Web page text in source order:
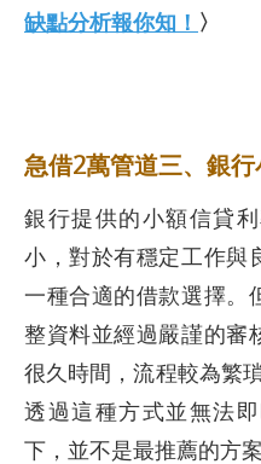
缺點分析報你知！ 〉
急借2萬管道三、銀
銀行提供的小額信貸
小，對於有穩定工作與
一種合適的借款選擇。
整資料並經過嚴謹的審
很久時間，流程較為繁
透過這種方式並無法
下，並不是最推薦的方案